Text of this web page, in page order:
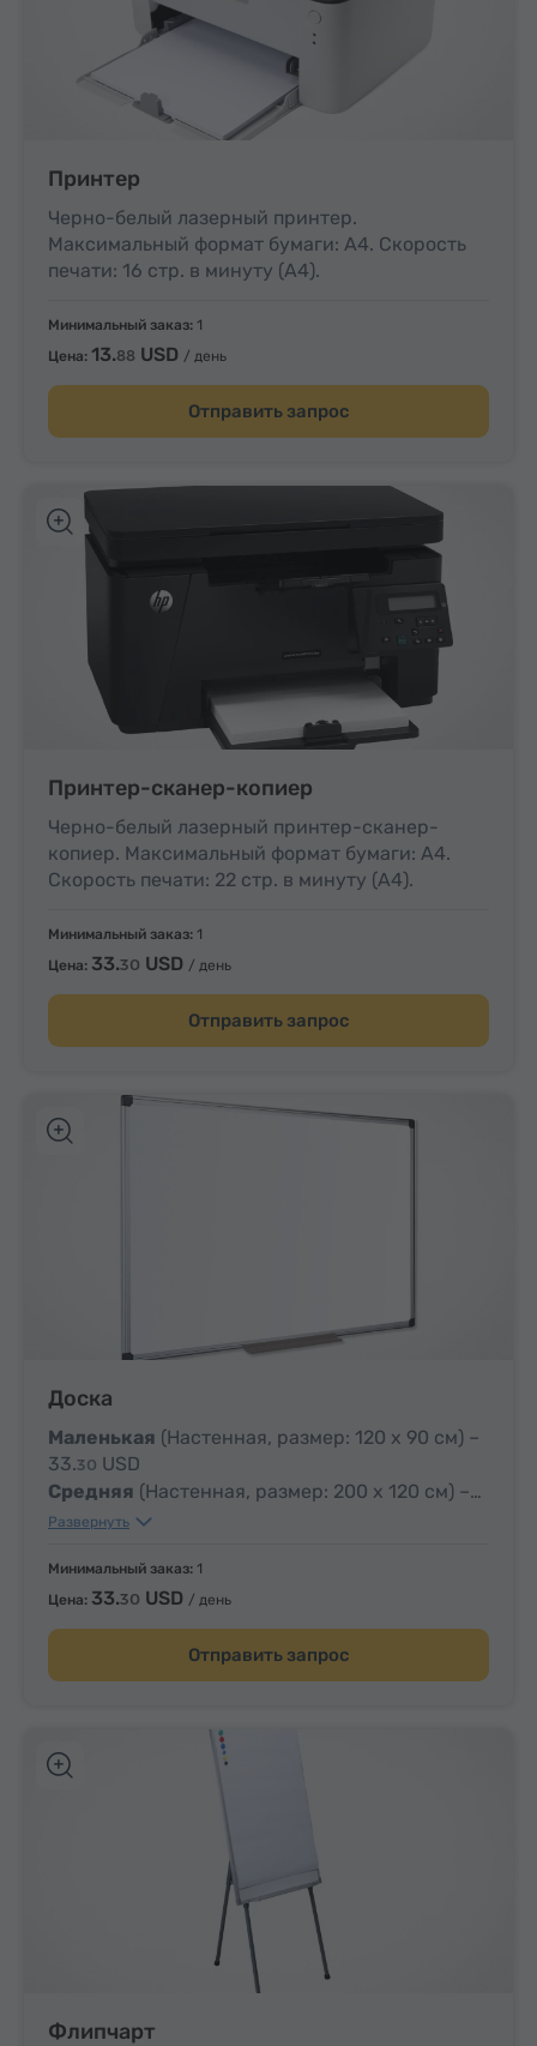
Принтер
Черно-белый лазерный принтер.
Максимальный формат бумаги: A4. Скорость
печати: 16 стр. в минуту (A4).
Минимальный заказ: 1
Цена: 13.88 USD / день
Отправить запрос
Принтер-сканер-копиер
Черно-белый лазерный принтер-сканер-
копиер. Максимальный формат бумаги: A4.
Скорость печати: 22 стр. в минуту (A4).
Минимальный заказ: 1
Цена: 33.30 USD / день
Отправить запрос
Доска
Маленькая (Настенная, размер: 120 x 90 см) –
33.30 USD
Средняя (Настенная, размер: 200 x 120 см) –
49.95USD
83.25USD
Развернуть
Минимальный заказ: 1
Цена: 33.30 USD / день
Отправить запрос
Флипчарт